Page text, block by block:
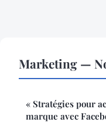
Marketing —
« Stratégies pour
marque avec